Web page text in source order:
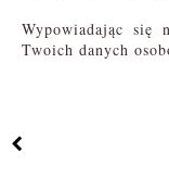
Wypowiadając się
Twoich danych